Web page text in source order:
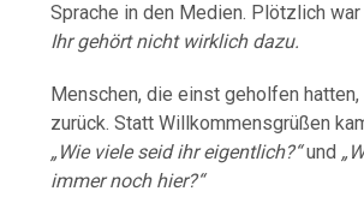
Sprache in den Medien. Plötzlich war
Ihr gehört nicht wirklich dazu.
Menschen, die einst geholfen
zurück. Statt Willkommensgrüßen
„Wie viele seid ihr eigentlich?“und
immer noch hier?“